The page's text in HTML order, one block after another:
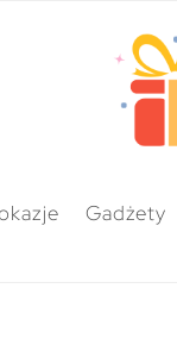
Gadżety